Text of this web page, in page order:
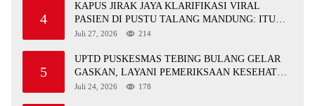
4
KAPUS JIRAK JAYA KLARIFIKASI VIRAL
PASIEN DI PUSTU TALANG MANDUNG: ITU
MISKOMUNIKASI
Juli 27, 2026 214
5
UPTD PUSKESMAS TEBING BULANG GELAR
GASKAN, LAYANI PEMERIKSAAN KESEHATAN
GRATIS UNTUK ASN DI SUNGAI KERUH
Juli 24, 2026 178